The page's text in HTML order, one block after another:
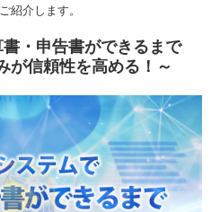
紹介します。
・申告書ができるまで
が信頼性を高める！～